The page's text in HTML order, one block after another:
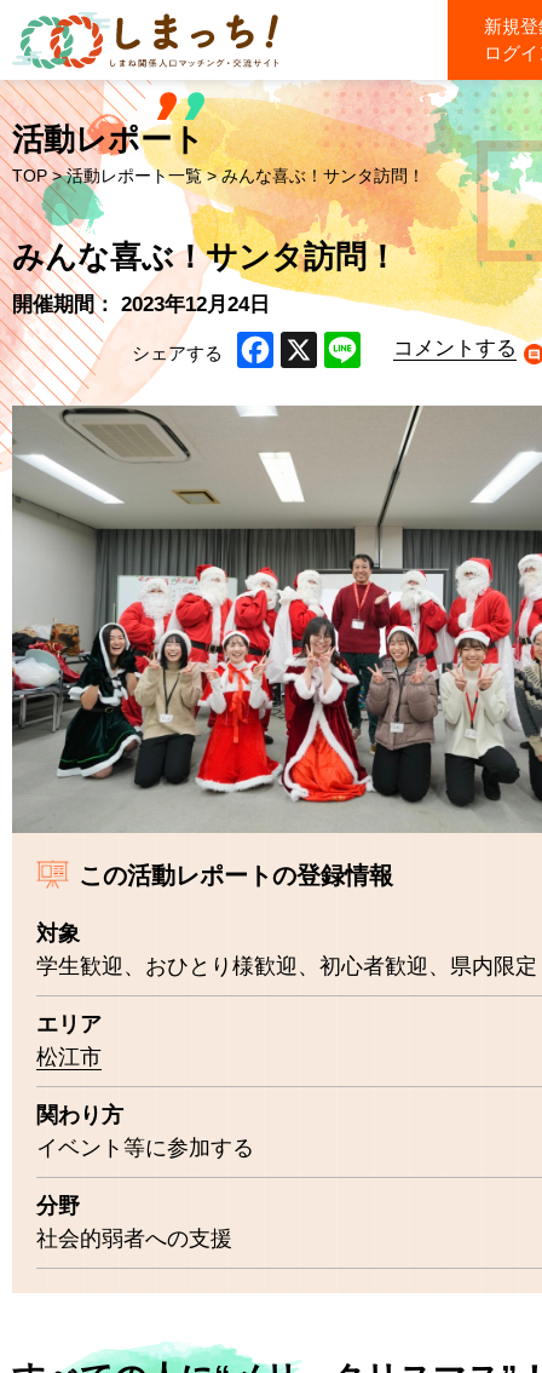
新規
ログ
活動レポート
TOP >活動レポート一覧> みんな喜ぶ！サンタ訪問！
みんな喜ぶ！サンタ訪問！
開催期間： 2023年12月24日
シェアする
コメントする
この活動レポートの登録情報
対象
学生歓迎、おひとり様歓迎、初心者歓迎、県内限定
エリア
松江市
関わり方
イベント等に参加する
分野
社会的弱者への支援